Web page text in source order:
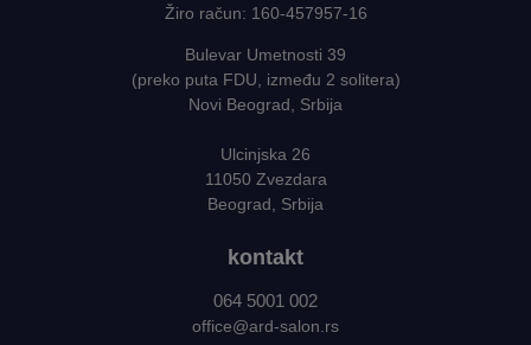
Žiro račun: 160-457957-16
Bulevar Umetnosti 39
(preko puta FDU, između 2 solitera)
Novi Beograd, Srbija
Ulcinjska 26
11050 Zvezdara
Beograd, Srbija
kontakt
064 5001 002
office@ard-salon.rs